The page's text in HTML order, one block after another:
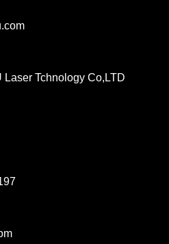
Laser Tchnology Co,LTD